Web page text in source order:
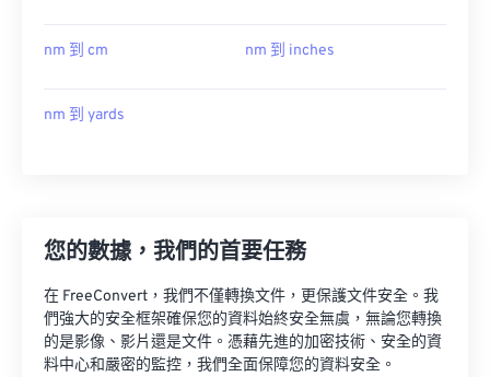
nm 到 cm nm 到 inches
nm 到 yards
您的數據，我們的首要任務
在 FreeConvert，我們不僅轉換文件，更保護文件安全。我
們強大的安全框架確保您的資料始終安全無虞，無論您轉換
的是影像、影片還是文件。憑藉先進的加密技術、安全的資
料中心和嚴密的監控，我們全面保障您的資料安全。